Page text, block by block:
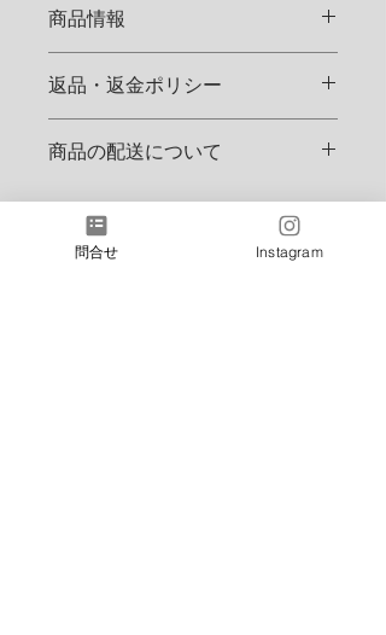
商品情報
ズ、素材、取扱説明に加え、商品の特
徴やおすすめのポイントなどを説明し
ましょう。
返品・返金ポリシー
商品にご満足いただけなかった場合の
しょう。規約の内容を明確にすること
で、お客様の信頼を獲得し、安心して
商品をご購入いただけます。
商品の配送について
ど、商品の配送に関する情報を入力し
てください。配送情報を明確にするこ
問合せ Instagram